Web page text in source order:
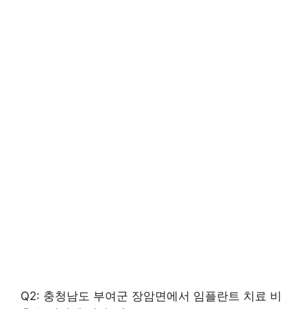
Q2: 충청남도 부여군 장암면에서 임플란트 치료 비